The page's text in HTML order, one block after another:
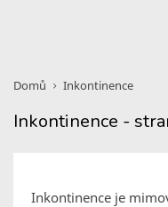
Domů Inkontinence
Inkontinence -
Inkontinence je